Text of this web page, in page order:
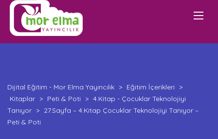
Dijital Eğitim - Mor Elma Yayıncılık > Eğitim İçerikleri
>
Kitaplar > Peti & Poti > 4.Kitap - Çocuklar Teknolojiyi
Tanıyor > 27.Sayfa – 4.Kitap Çocuklar Teknolojiyi Tanıyor –
Peti & Poti